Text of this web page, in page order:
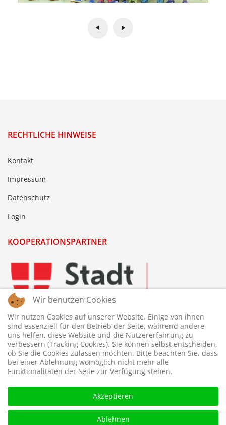
RECHTLICHE HINWEISE
Kontakt
Impressum
Datenschutz
Login
KOOPERATIONSPARTNER
Wir benutzen Cookies
Wir nutzen Cookies auf unserer Website. Einige von ihnen
sind essenziell für den Betrieb der Seite, während andere
uns helfen, diese Website und die Nutzererfahrung zu
verbessern (Tracking Cookies). Sie können selbst entscheiden,
ob Sie die Cookies zulassen möchten. Bitte beachten Sie, dass
bei einer Ablehnung womöglich nicht mehr alle
Funktionalitäten der Seite zur Verfügung stehen.
Akzeptieren
Ablehnen